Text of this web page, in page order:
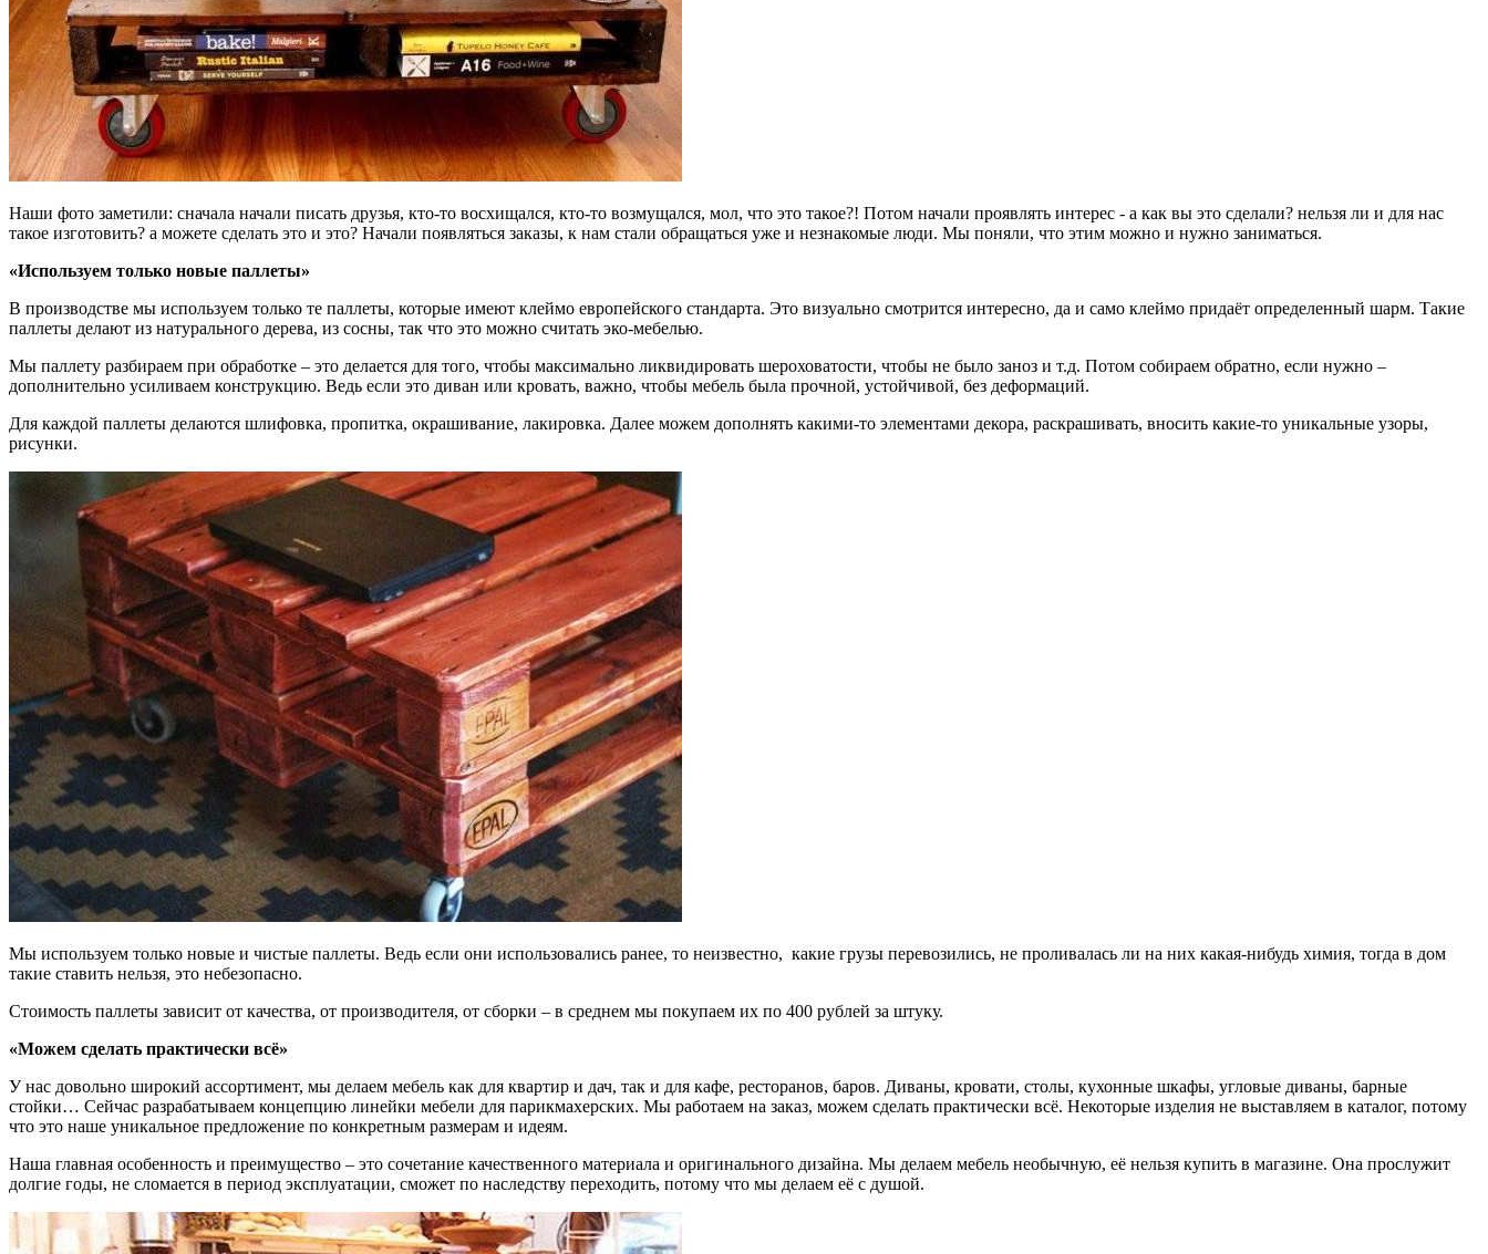
Наши фото заметили: сначала начали писать друзья, кто-то восхищался, кто-то возмущался, мол, что это такое?! Потом начали проявлять интерес - а как вы это сделали? нельзя ли и для нас
такое изготовить? а можете сделать это и это? Начали появляться заказы, к нам стали обращаться уже и незнакомые люди. Мы поняли, что этим можно и нужно заниматься.
«Используем только новые паллеты»
В производстве мы используем только те паллеты, которые имеют клеймо европейского стандарта. Это визуально смотрится интересно, да и само клеймо придаёт определенный шарм. Такие
паллеты делают из натурального дерева, из сосны, так что это можно считать эко-мебелью.
Мы паллету разбираем при обработке – это делается для того, чтобы максимально ликвидировать шероховатости, чтобы не было заноз и т.д. Потом собираем обратно, если нужно –
дополнительно усиливаем конструкцию. Ведь если это диван или кровать, важно, чтобы мебель была прочной, устойчивой, без деформаций.
Для каждой паллеты делаются шлифовка, пропитка, окрашивание, лакировка. Далее можем дополнять какими-то элементами декора, раскрашивать, вносить какие-то уникальные узоры,
рисунки.
Мы используем только новые и чистые паллеты. Ведь если они использовались ранее, то неизвестно, какие грузы перевозились, не проливалась ли на них какая-нибудь химия, тогда в дом
такие ставить нельзя, это небезопасно.
Стоимость паллеты зависит от качества, от производителя, от сборки – в среднем мы покупаем их по 400 рублей за штуку.
«Можем сделать практически всё»
У нас довольно широкий ассортимент, мы делаем мебель как для квартир и дач, так и для кафе, ресторанов, баров. Диваны, кровати, столы, кухонные шкафы, угловые диваны, барные
стойки… Сейчас разрабатываем концепцию линейки мебели для парикмахерских. Мы работаем на заказ, можем сделать практически всё. Некоторые изделия не выставляем в каталог, потому
что это наше уникальное предложение по конкретным размерам и идеям.
Наша главная особенность и преимущество – это сочетание качественного материала и оригинального дизайна. Мы делаем мебель необычную, её нельзя купить в магазине. Она прослужит
долгие годы, не сломается в период эксплуатации, сможет по наследству переходить, потому что мы делаем её с душой.